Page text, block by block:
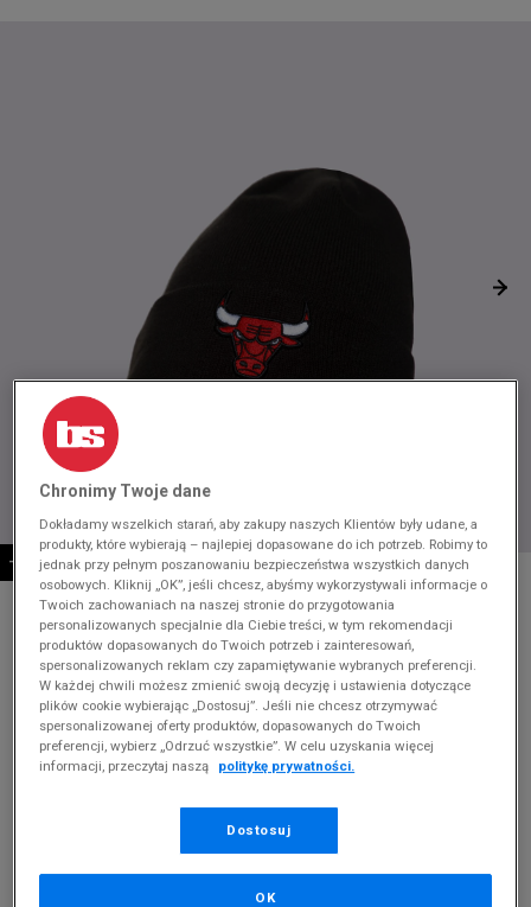
-10% ZA MIN. 500 ZŁ KOD: SUM10
* Zdjęcie poglądowe
NEW ERA CZAPKA ZIMOWA ESSENTIAL CUFF
KNIT BULLS CHICAGO BULL
Produkt pochodzi z końcówek aktualnych kolekcji, ubiegłych
sezonów lub z ekspozycji.Szczegóły.
cena rekomendowana przez producenta
119,99 zł
Chronimy Twoje dane
Dokładamy wszelkich starań, aby zakupy naszych Klientów były udane, a
produkty, które wybierają – najlepiej dopasowane do ich potrzeb. Robimy to
jednak przy pełnym poszanowaniu bezpieczeństwa wszystkich danych
osobowych. Kliknij „OK”, jeśli chcesz, abyśmy wykorzystywali informacje o
Twoich zachowaniach na naszej stronie do przygotowania
personalizowanych specjalnie dla Ciebie treści, w tym rekomendacji
produktów dopasowanych do Twoich potrzeb i zainteresowań,
spersonalizowanych reklam czy zapamiętywanie wybranych preferencji.
W każdej chwili możesz zmienić swoją decyzję i ustawienia dotyczące
plików cookie wybierając „Dostosuj”. Jeśli nie chcesz otrzymywać
spersonalizowanej oferty produktów, dopasowanych do Twoich
preferencji, wybierz „Odrzuć wszystkie”. W celu uzyskania więcej
informacji, przeczytaj naszą
politykę prywatności.
Dostosuj
OK